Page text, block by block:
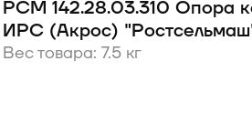
РСМ 142.28.03.310 Опора
ИРС (Акрос)
Вес товара: 7.5 кг